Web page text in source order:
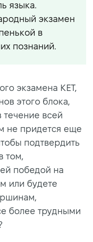
языка.
экзамен
в
познаний.
экзамена KET,
этого блока,
течение всей
не придется еще
подтвердить
том,
победой на
или будете
более трудными